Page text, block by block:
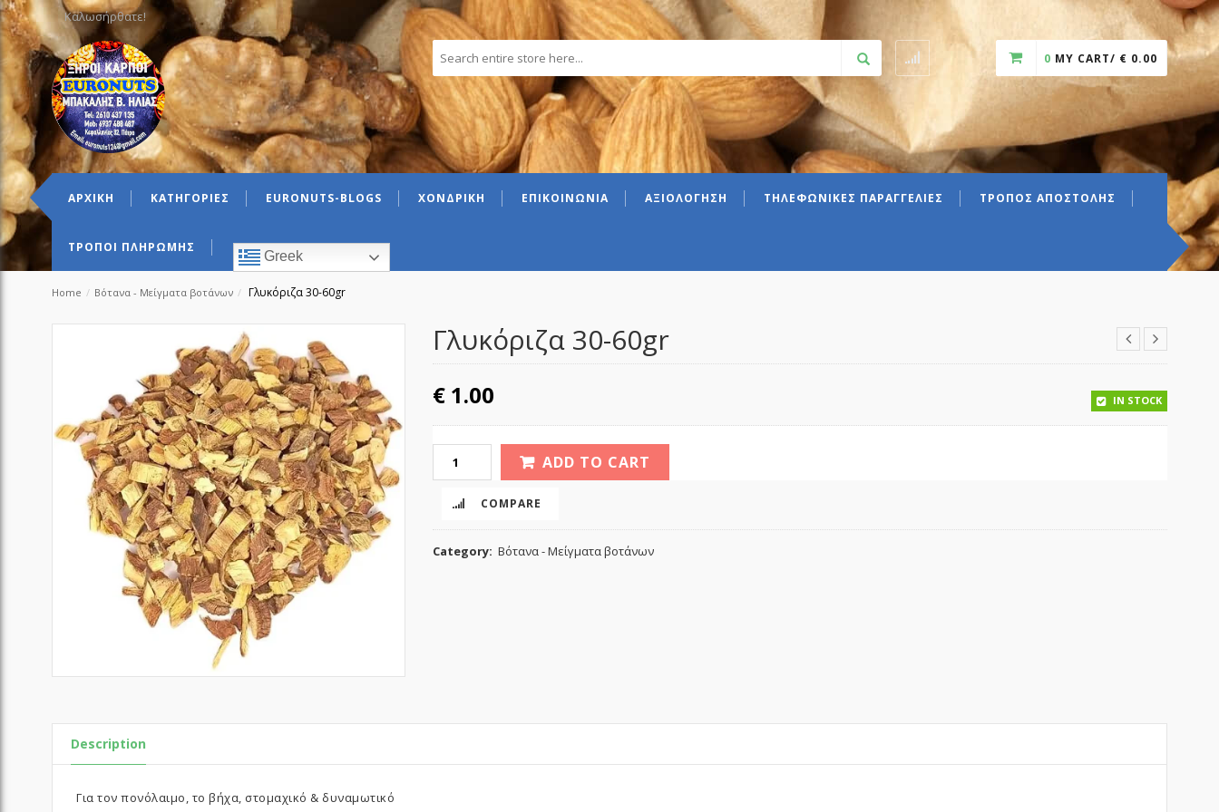
Καλωσήρθατε!
0 MY CART/ € 0.00
ΑΡΧΙΚΗ ΚΑΤΗΓΟΡΙΕΣ EURONUTS-BLOGS ΧΟΝΔΡΙΚΗ ΕΠΙΚΟΙΝΩΝΙΑ ΑΞΙΟΛΟΓΗΣΗ ΤΗΛΕΦΩΝΙΚΕΣ ΠΑΡΑΓΓΕΛΙΕΣ ΤΡΟΠΟΣ ΑΠΟΣΤΟΛΗΣ
ΤΡΟΠΟΙ ΠΛΗΡΩΜΗΣ
Greek
Home / Βότανα - Μείγματα βοτάνων / Γλυκόριζα 30-60gr
Γλυκόριζα 30-60gr
€ 1.00 IN STOCK
ADD TO CART
COMPARE
Category: Βότανα - Μείγματα βοτάνων
Description
Για τον πονόλαιμο, το βήχα, στομαχικό & δυναμωτικό